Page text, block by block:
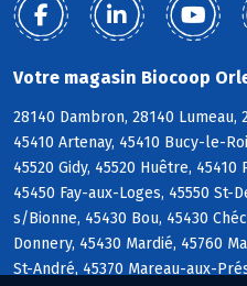
Votre magasin Biocoop
28140 Dambron, 28140 Lumeau,
45410 Artenay, 45410 Bucy-le-
45520 Gidy, 45520 Huêtre, 45410
45450 Fay-aux-Loges, 45550 St-
s/Bionne, 45430 Bou, 45430
Donnery, 45430 Mardié, 45760
St-André, 45370 Mareau-aux-